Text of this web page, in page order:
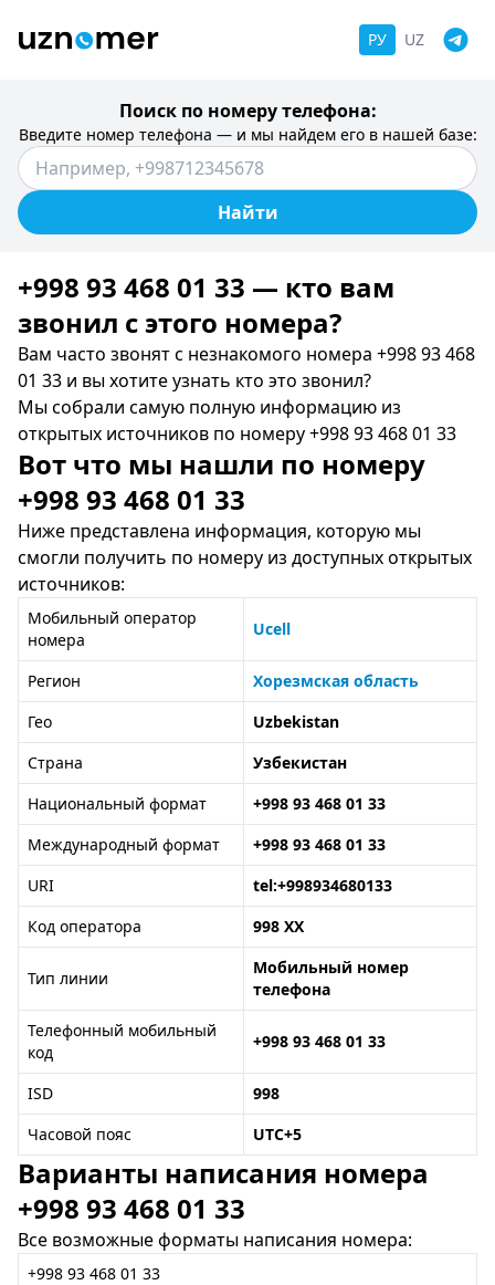
РУ UZ
Поиск по номеру телефона:
Введите номер телефона — и мы найдем его в нашей базе:
Найти
+998 93 468 01 33 — кто вам
звонил c этого номера?
Вам часто звонят с незнакомого номера +998 93 468
01 33 и вы хотите узнать кто это звонил?
Мы собрали самую полную информацию из
открытых источников по номеру +998 93 468 01 33
Вот что мы нашли по номеру
+998 93 468 01 33
Ниже представлена информация, которую мы
смогли получить по номеру из доступных открытых
источников:
Мобильный оператор
номера
Ucell
Регион
Хорезмская область
Гео
Uzbekistan
Страна
Узбекистан
Национальный формат
+998 93 468 01 33
Международный формат
+998 93 468 01 33
URI
tel:+998934680133
Код оператора
998 XX
Тип линии
Мобильный номер
телефона
Телефонный мобильный
код
+998 93 468 01 33
ISD
998
Часовой пояс
UTC+5
Варианты написания номера
+998 93 468 01 33
Все возможные форматы написания номера:
+998 93 468 01 33